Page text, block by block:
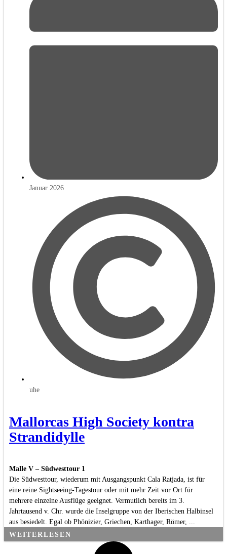
Januar 2026
uhe
Mallorcas High Society kontra
Strandidylle
Malle V – Südwesttour 1
Die Südwesttour, wiederum mit Ausgangspunkt Cala Ratjada, ist für
eine reine Sightseeing-Tagestour oder mit mehr Zeit vor Ort für
mehrere einzelne Ausflüge geeignet. Vermutlich bereits im 3.
Jahrtausend v. Chr. wurde die Inselgruppe von der Iberischen Halbinsel
aus besiedelt. Egal ob Phönizier, Griechen, Karthager, Römer, ...
WEITERLESEN